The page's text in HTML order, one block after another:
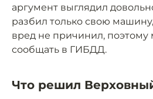
аргумент выглядил
разбил только свою
вред не причинил, поэтому
сообщать в ГИБДД.
Что решил